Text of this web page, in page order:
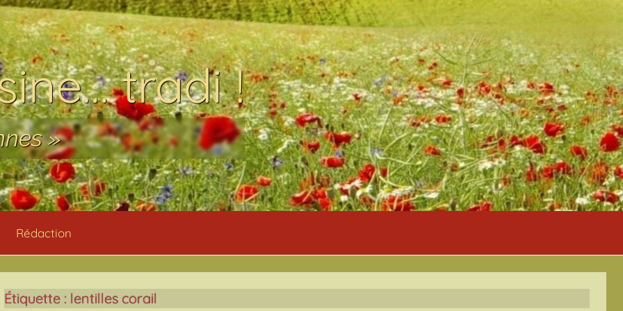
tradi !
»
Rédaction
Étiquette : lentilles corail